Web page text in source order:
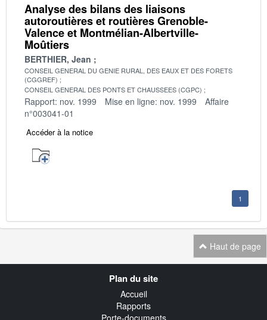
Analyse des bilans des liaisons
autoroutières et routières Grenoble-
Valence et Montmélian-Albertville-
Moûtiers
BERTHIER, Jean
CONSEIL GENERAL DU GENIE RURAL, DES EAUX ET DES FORETS
(CGGREF)
CONSEIL GENERAL DES PONTS ET CHAUSSEES (CGPC)
Rapport: nov. 1999 Mise en ligne: nov. 1999
Affaire
n°003041-01
Accéder à la notice
1
Haut de page
Plan du site
Accueil
Rapports